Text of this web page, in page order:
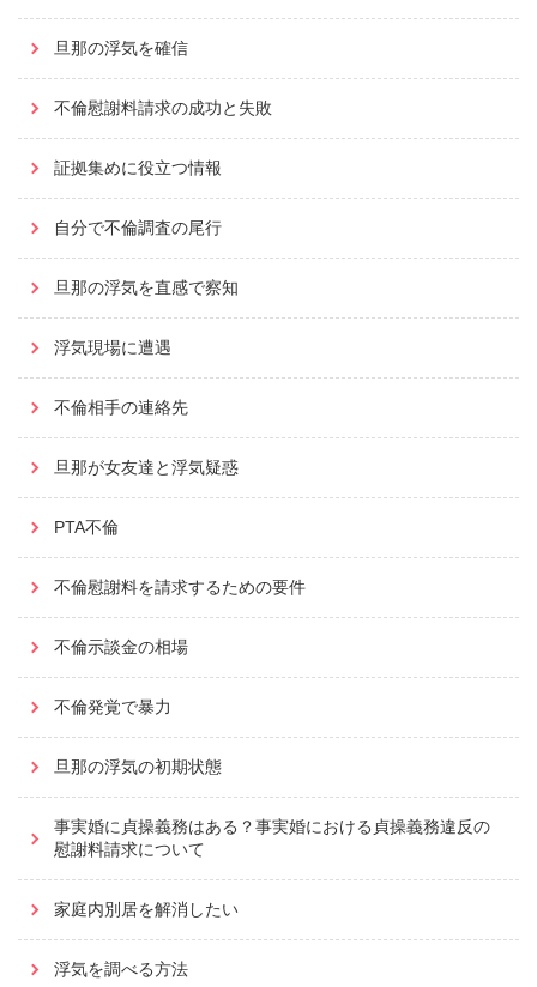
旦那の浮気を確信
不倫慰謝料請求の成功と失敗
証拠集めに役立つ情報
自分で不倫調査の尾行
旦那の浮気を直感で察知
浮気現場に遭遇
不倫相手の連絡先
旦那が女友達と浮気疑惑
PTA不倫
不倫慰謝料を請求するための要件
不倫示談金の相場
不倫発覚で暴力
旦那の浮気の初期状態
事実婚に貞操義務はある？事実婚における貞操義務違反の
慰謝料請求について
家庭内別居を解消したい
浮気を調べる方法